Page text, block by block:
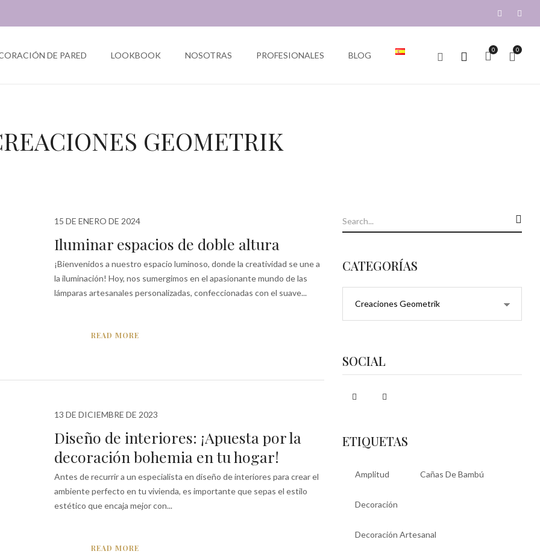
DE PARED LOOKBOOK NOSOTRAS PROFESIONALES BLOG
0 0
GEOMETRIK
15 DE ENERO DE 2024
Iluminar espacios de doble altura
¡Bienvenidos a nuestro espacio luminoso, donde la creatividad se une a
la iluminación! Hoy, nos sumergimos en el apasionante mundo de las
lámparas artesanales personalizadas, confeccionadas con el suave...
READ MORE
13 DE DICIEMBRE DE 2023
Diseño de interiores: ¡Apuesta por la
decoración bohemia en tu hogar!
Antes de recurrir a un especialista en diseño de interiores para crear el
ambiente perfecto en tu vivienda, es importante que sepas el estilo
estético que encaja mejor con...
READ MORE
CATEGORÍAS
SOCIAL
ETIQUETAS
Amplitud Cañas De Bambú
Decoración
Decoración Artesanal